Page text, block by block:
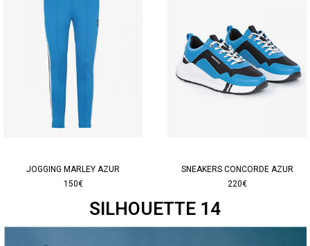
JOGGING MARLEY AZUR
150€
SNEAKERS CONCORDE AZUR
220€
SILHOUETTE 14